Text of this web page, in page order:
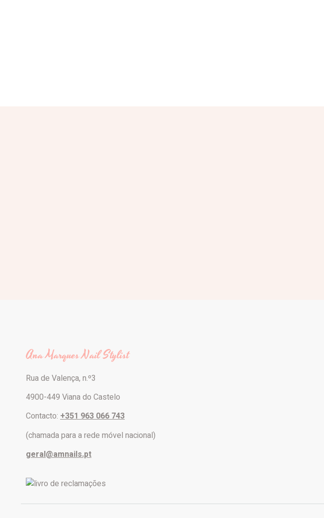
Ana Marques Nail Stylist
Rua de Valença, n.º3
4900-449 Viana do Castelo
Contacto: +351 963 066 743
(chamada para a rede móvel nacional)
geral@amnails.pt